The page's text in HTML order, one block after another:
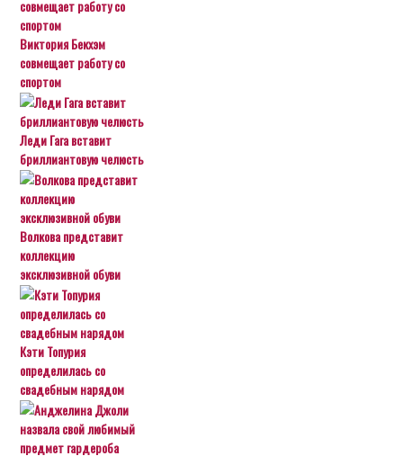
Виктория Бекхэм
совмещает работу со
спортом
Леди Гага вставит
бриллиантовую челюсть
Волкова представит
коллекцию
эксклюзивной обуви
Кэти Топурия
определилась со
свадебным нарядом